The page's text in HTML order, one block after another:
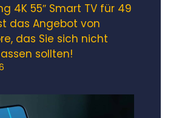
4K 55″ Smart TV für 49
das Angebot von
das Sie sich nicht
sollten!